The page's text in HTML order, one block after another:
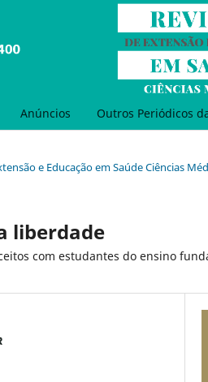
Anúncios Outros Periódicos
e Educação em Saúde Ciências
liberdade
com estudantes do ensino